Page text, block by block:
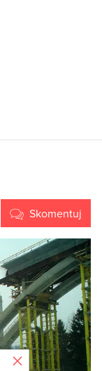
Skomentuj
Zamknij